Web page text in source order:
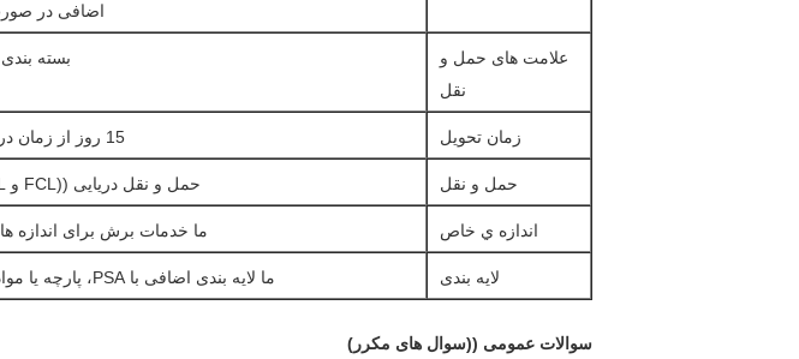
اضافی در
علامت های حمل و
نقل
بسته
زمان تحویل 15 روز از زمان دریافت PO و پیش پرداخت
حمل و نقل حمل و نقل دریایی ((FCL و LCL) یا حمل و نقل هوایی
اندازه ي خاص ما خدمات برش برای اندازه
لایه بندی ما لایه بندی اضافی با PSA، پارچه یا مواد دیگر را فراهم می کنیم.
سوالات عمومی ((سوال های مکرر)